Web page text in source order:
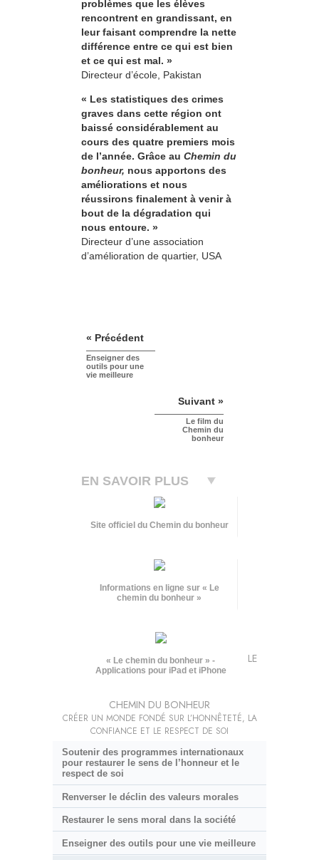
problèmes que les élèves
rencontrent en grandissant, en
leur faisant comprendre la nette
différence entre ce qui est bien
et ce qui est mal. »
Directeur d’école, Pakistan
« Les statistiques des crimes
graves dans cette région ont
baissé considérablement au
cours des quatre premiers mois
de l’année. Grâce au Chemin du
bonheur, nous apportons des
améliorations et nous
réussirons finalement à venir à
bout de la dégradation qui
nous entoure. »
Directeur d’une association
d’amélioration de quartier, USA
« Précédent
Enseigner des
outils pour une
vie meilleure
Suivant »
Le film du
Chemin du
bonheur
EN SAVOIR PLUS
Site officiel du Chemin du bonheur
Informations en ligne sur « Le
chemin du bonheur »
« Le chemin du bonheur » -
Applications pour iPad et iPhone
LE
CHEMIN DU BONHEUR
CRÉER UN MONDE FONDÉ SUR L’HONNÊTETÉ, LA
CONFIANCE ET LE RESPECT DE SOI
Soutenir des programmes internationaux
pour restaurer le sens de l’honneur et le
respect de soi
Renverser le déclin des valeurs morales
Restaurer le sens moral dans la société
Enseigner des outils pour une vie meilleure